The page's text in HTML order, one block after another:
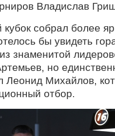
Владислав
кубок собрал более
бы увидеть
знаменитой
но
Леонид Михайлов,
отбор.